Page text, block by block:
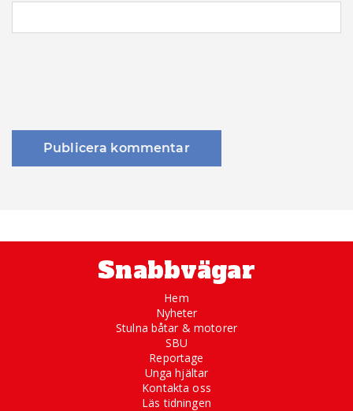
Snabbvägar
Hem
Nyheter
Stulna båtar & motorer
SBU
Reportage
Unga hjältar
Kontakta oss
Läs tidningen